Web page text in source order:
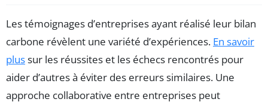
Les témoignages d’entreprises ayant réalisé leur bilan
carbone révèlent une variété d’expériences. En savoir
plussur les réussites et les échecs rencontrés pour
aider d’autres à éviter des erreurs similaires. Une
approche collaborative entre entreprises peut